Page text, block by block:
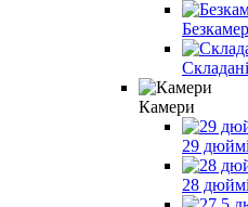
Камери
29
28